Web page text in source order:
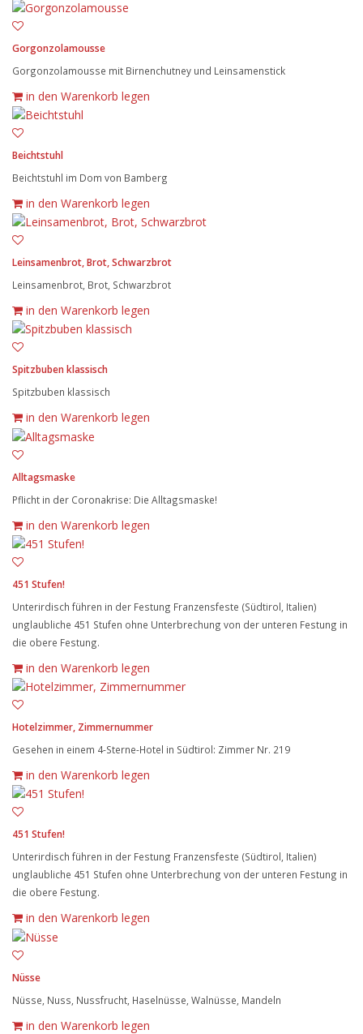
Gorgonzolamousse
Gorgonzolamousse mit Birnenchutney und Leinsamenstick
in den Warenkorb legen
Beichtstuhl
Beichtstuhl im Dom von Bamberg
in den Warenkorb legen
Leinsamenbrot, Brot, Schwarzbrot
Leinsamenbrot, Brot, Schwarzbrot
in den Warenkorb legen
Spitzbuben klassisch
Spitzbuben klassisch
in den Warenkorb legen
Alltagsmaske
Pflicht in der Coronakrise: Die Alltagsmaske!
in den Warenkorb legen
451 Stufen!
Unterirdisch führen in der Festung Franzensfeste (Südtirol, Italien)
unglaubliche 451 Stufen ohne Unterbrechung von der unteren Festung in
die obere Festung.
in den Warenkorb legen
Hotelzimmer, Zimmernummer
Gesehen in einem 4-Sterne-Hotel in Südtirol: Zimmer Nr. 219
in den Warenkorb legen
451 Stufen!
Unterirdisch führen in der Festung Franzensfeste (Südtirol, Italien)
unglaubliche 451 Stufen ohne Unterbrechung von der unteren Festung in
die obere Festung.
in den Warenkorb legen
Nüsse
Nüsse, Nuss, Nussfrucht, Haselnüsse, Walnüsse, Mandeln
in den Warenkorb legen